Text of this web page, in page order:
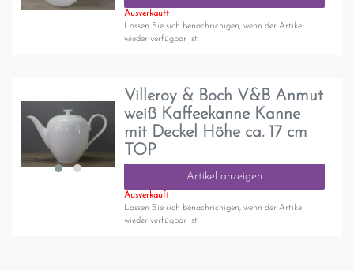
Ausverkauft
Lassen Sie sich benachrichigen, wenn der Artikel
wieder verfügbar ist.
Villeroy & Boch V&B Anmut
weiß Kaffeekanne Kanne
mit Deckel Höhe ca. 17 cm
TOP
Artikel anzeigen
Ausverkauft
Lassen Sie sich benachrichigen, wenn der Artikel
wieder verfügbar ist.